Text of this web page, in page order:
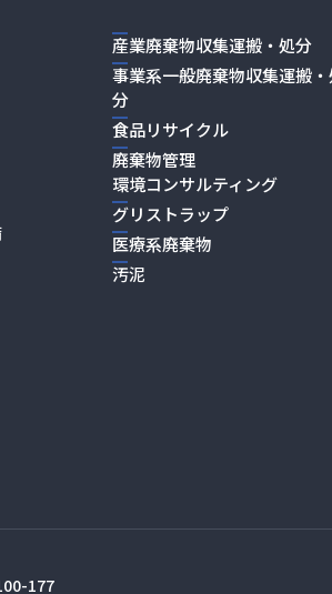
産業廃棄物収集運搬・処分
事業系一般廃棄物収集運搬・
分
食品リサイクル
廃棄物管理
環境コンサルティング
グリストラップ
医療系廃棄物
汚泥
177